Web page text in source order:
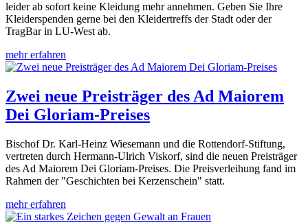
leider ab sofort keine Kleidung mehr annehmen. Geben Sie Ihre
Kleiderspenden gerne bei den Kleidertreffs der Stadt oder der
TragBar in LU-West ab.
mehr erfahren
Zwei neue Preisträger des Ad Maiorem
Dei Gloriam-Preises
Bischof Dr. Karl-Heinz Wiesemann und die Rottendorf-Stiftung,
vertreten durch Hermann-Ulrich Viskorf, sind die neuen Preisträger
des Ad Maiorem Dei Gloriam-Preises. Die Preisverleihung fand im
Rahmen der "Geschichten bei Kerzenschein" statt.
mehr erfahren